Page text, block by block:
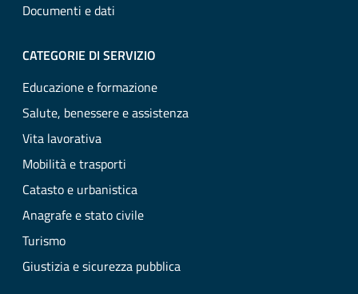
Documenti e dati
CATEGORIE DI SERVIZIO
Educazione e formazione
Salute, benessere e assistenza
Vita lavorativa
Mobilità e trasporti
Catasto e urbanistica
Anagrafe e stato civile
Turismo
Giustizia e sicurezza pubblica